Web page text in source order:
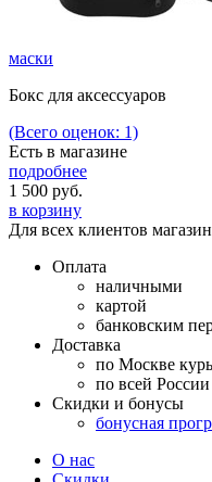
маски
Бокс для аксессуаров
(Всего оценок: 1)
Есть в магазине
подробнее
1 500 руб.
в корзину
Для всех клиентов
Оплата
наличными
картой
банковским
Доставка
по Москве
по всей
Скидки и бонусы
бонусная
О нас